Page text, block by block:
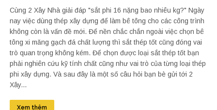
Cùng 2 Xây Nhà giải đáp "sắt phi 16 nặng bao nhiêu kg?" Ngày
nay việc dùng thép xây dựng để làm bê tông cho các công trình
không còn là vấn đề mới. Để nền chắc chắn ngoài việc chọn bê
tông xi măng gạch đá chất lượng thì sắt thép tốt cũng đóng vai
trò quan trọng không kém. Để chọn được loại sắt thép tốt bạn
phải nghiên cứu kỹ tính chất cũng như vai trò của từng loại thép
phi xây dựng. Và sau đây là một số câu hỏi bạn bè gửi tới 2
Xây...
Xem thêm